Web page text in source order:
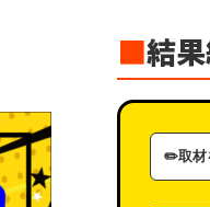
■結
取
材